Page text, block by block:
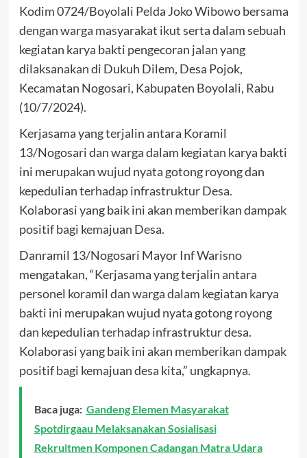
Kodim 0724/Boyolali Pelda Joko Wibowo bersama
dengan warga masyarakat ikut serta dalam sebuah
kegiatan karya bakti pengecoran jalan yang
dilaksanakan di Dukuh Dilem, Desa Pojok,
Kecamatan Nogosari, Kabupaten Boyolali, Rabu
(10/7/2024).
Kerjasama yang terjalin antara Koramil
13/Nogosari dan warga dalam kegiatan karya bakti
ini merupakan wujud nyata gotong royong dan
kepedulian terhadap infrastruktur Desa.
Kolaborasi yang baik ini akan memberikan dampak
positif bagi kemajuan Desa.
Danramil 13/Nogosari Mayor Inf Warisno
mengatakan, “Kerjasama yang terjalin antara
personel koramil dan warga dalam kegiatan karya
bakti ini merupakan wujud nyata gotong royong
dan kepedulian terhadap infrastruktur desa.
Kolaborasi yang baik ini akan memberikan dampak
positif bagi kemajuan desa kita,” ungkapnya.
Baca juga: Gandeng Elemen Masyarakat
Spotdirgaau Melaksanakan Sosialisasi
Rekruitmen Komponen Cadangan Matra Udara